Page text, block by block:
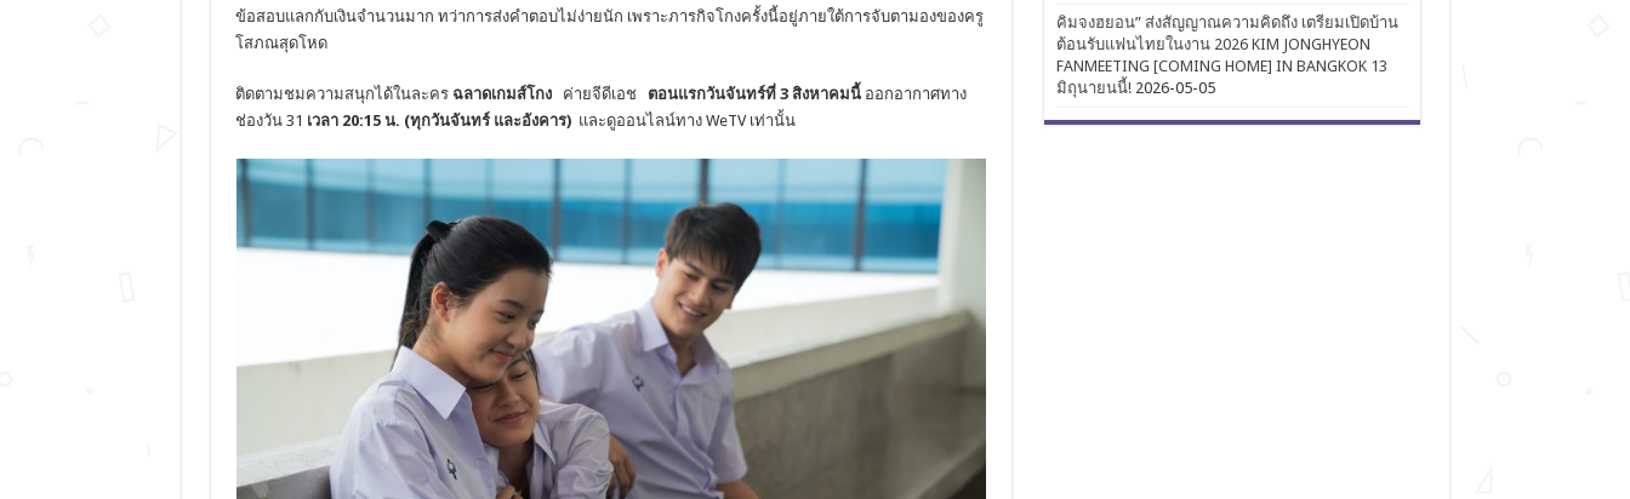
ข้อสอบแลกกับเงินจำนวนมาก ทว่าการส่งคำตอบไม่ง่ายนัก เพราะภารกิจโกงครั้งนี้อยู่ภายใต้การจับตามองของครู
โสภณสุดโหด
ติดตามชมความสนุกได้ในละคร ฉลาดเกมส์โกง ค่ายจีดีเอช ตอนแรกวันจันทร์ที่ 3 สิงหาคมนี้ออกอากาศทาง
ช่องวัน 31 เวลา 20:15 น. (ทุกวันจันทร์ และอังคาร) และดูออนไลน์ทาง WeTV เท่านั้น
คิมจงฮยอน” ส่งสัญญาณความคิดถึง เตรียมเปิดบ้าน
ต้อนรับแฟนไทยในงาน 2026 KIM JONGHYEON
FANMEETING [COMING HOME] IN BANGKOK 13
มิถุนายนนี้! 2026-05-05